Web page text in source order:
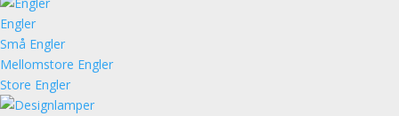
Engler
Små Engler
Mellomstore Engler
Store Engler